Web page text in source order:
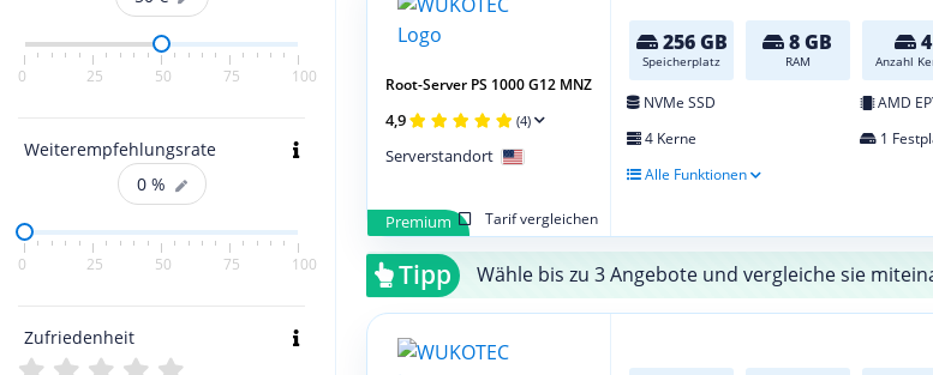
0 25 50 75 100
Weiterempfehlungsrate
0 %
0 25 50 75 100
Zufriedenheit
256 GB
Speicherplatz
8 GB
RAM
4
Anzahl
NVMe SSD
AMD
4 Kerne
1
Alle Funktionen
Premium Tarif vergleichen
Root-Server PS 1000 G12 MNZ
4,9 (4)
Serverstandort
Tipp Wähle bis zu 3 Angebote und vergleiche sie